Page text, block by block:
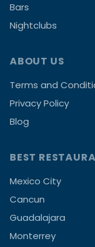
Bars
Nightclubs
ABOUT US
Terms and
Privacy Policy
Blog
BEST
Mexico City
Cancun
Guadalajara
Monterrey